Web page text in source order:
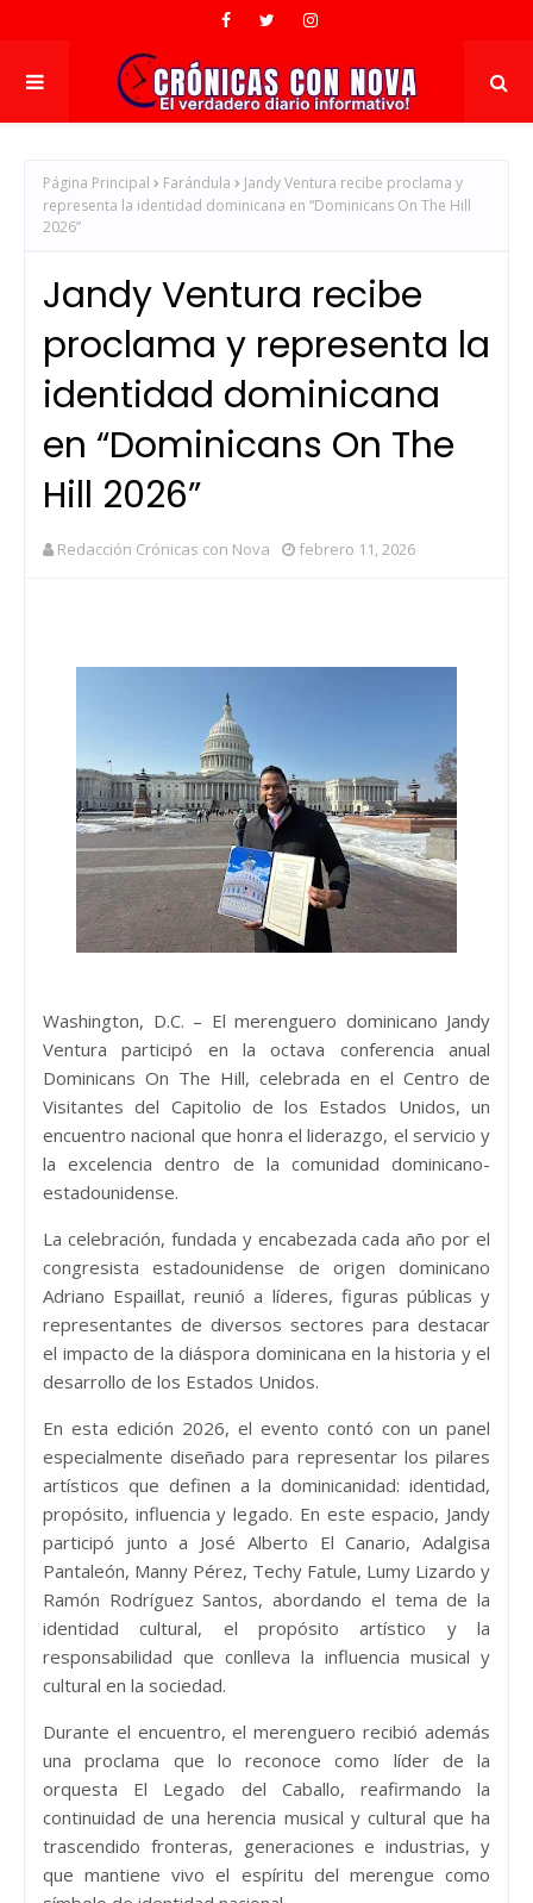
Página Principal Farándula
Jandy Ventura recibe proclama y
representa la identidad dominicana en “Dominicans On The Hill
2026”
Jandy Ventura recibe
proclama y representa la
identidad dominicana
en “Dominicans On The
Hill 2026”
Redacción Crónicas con Nova febrero 11, 2026
Washington, D.C. – El merenguero dominicano Jandy
Ventura participó en la octava conferencia anual
Dominicans On The Hill, celebrada en el Centro de
Visitantes del Capitolio de los Estados Unidos, un
encuentro nacional que honra el liderazgo, el servicio y
la excelencia dentro de la comunidad dominicano-
estadounidense.
La celebración, fundada y encabezada cada año por el
congresista estadounidense de origen dominicano
Adriano Espaillat, reunió a líderes, figuras públicas y
representantes de diversos sectores para destacar
el impacto de la diáspora dominicana en la historia y el
desarrollo de los Estados Unidos.
En esta edición 2026, el evento contó con un panel
especialmente diseñado para representar los pilares
artísticos que definen a la dominicanidad: identidad,
propósito, influencia y legado. En este espacio, Jandy
participó junto a José Alberto El Canario, Adalgisa
Pantaleón, Manny Pérez, Techy Fatule, Lumy Lizardo y
Ramón Rodríguez Santos, abordando el tema de la
identidad cultural, el propósito artístico y la
responsabilidad que conlleva la influencia musical y
cultural en la sociedad.
Durante el encuentro, el merenguero recibió además
una proclama que lo reconoce como líder de la
orquesta El Legado del Caballo, reafirmando la
continuidad de una herencia musical y cultural que ha
trascendido fronteras, generaciones e industrias, y
que mantiene vivo el espíritu del merengue como